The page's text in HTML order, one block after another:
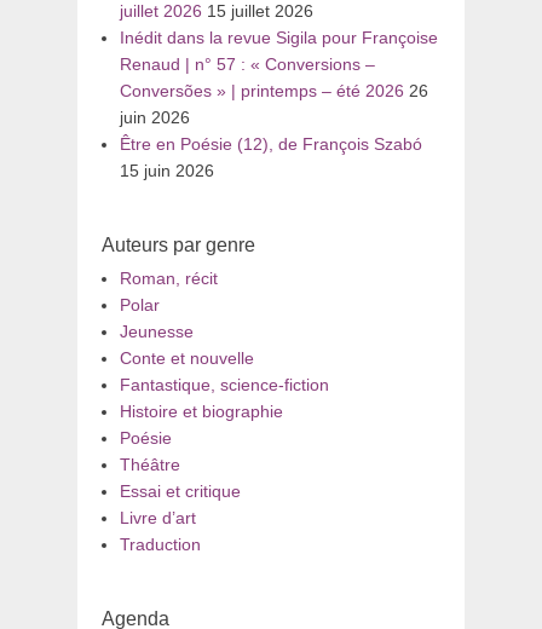
juillet 2026 15 juillet 2026
Inédit dans la revue Sigila pour Françoise
Renaud | n° 57 : « Conversions –
Conversões » | printemps – été 2026 26
juin 2026
Être en Poésie (12), de François Szabó
15 juin 2026
Auteurs par genre
Roman, récit
Polar
Jeunesse
Conte et nouvelle
Fantastique, science-fiction
Histoire et biographie
Poésie
Théâtre
Essai et critique
Livre d’art
Traduction
Agenda